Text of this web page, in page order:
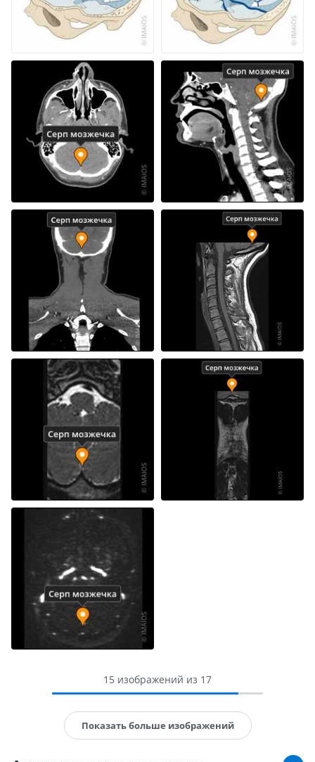
15 изображений из 17
Показать больше изображений